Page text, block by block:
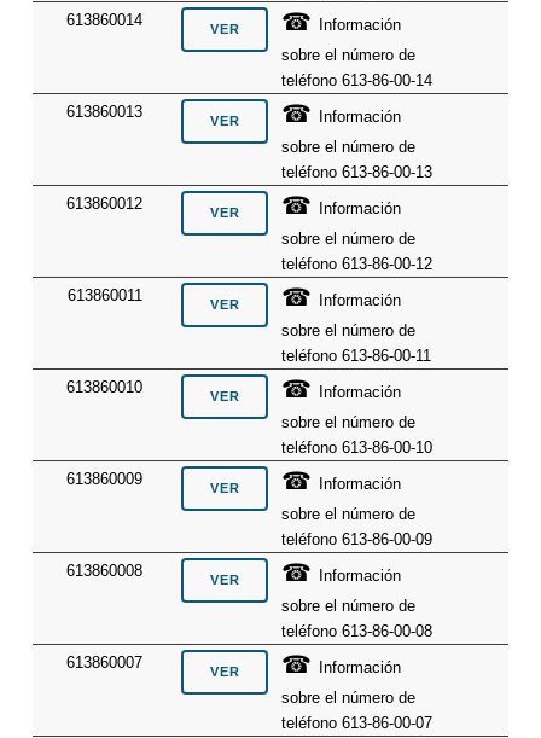
613860014
☎
Información
sobre el número de
teléfono 613-86-00-14
613860013
☎
Información
sobre el número de
teléfono 613-86-00-13
613860012
☎
Información
sobre el número de
teléfono 613-86-00-12
613860011
☎
Información
sobre el número de
teléfono 613-86-00-11
613860010
☎
Información
sobre el número de
teléfono 613-86-00-10
613860009
☎
Información
sobre el número de
teléfono 613-86-00-09
613860008
☎
Información
sobre el número de
teléfono 613-86-00-08
613860007
☎
Información
sobre el número de
teléfono 613-86-00-07